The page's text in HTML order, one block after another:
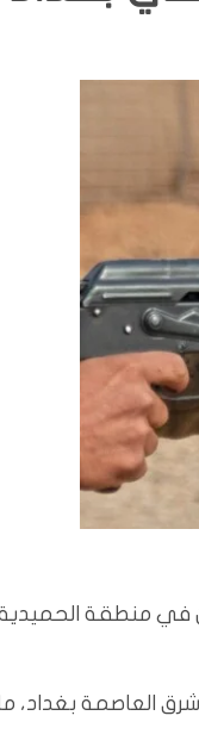
نفذه مسلحون في منطقة
العاصمة بغداد،